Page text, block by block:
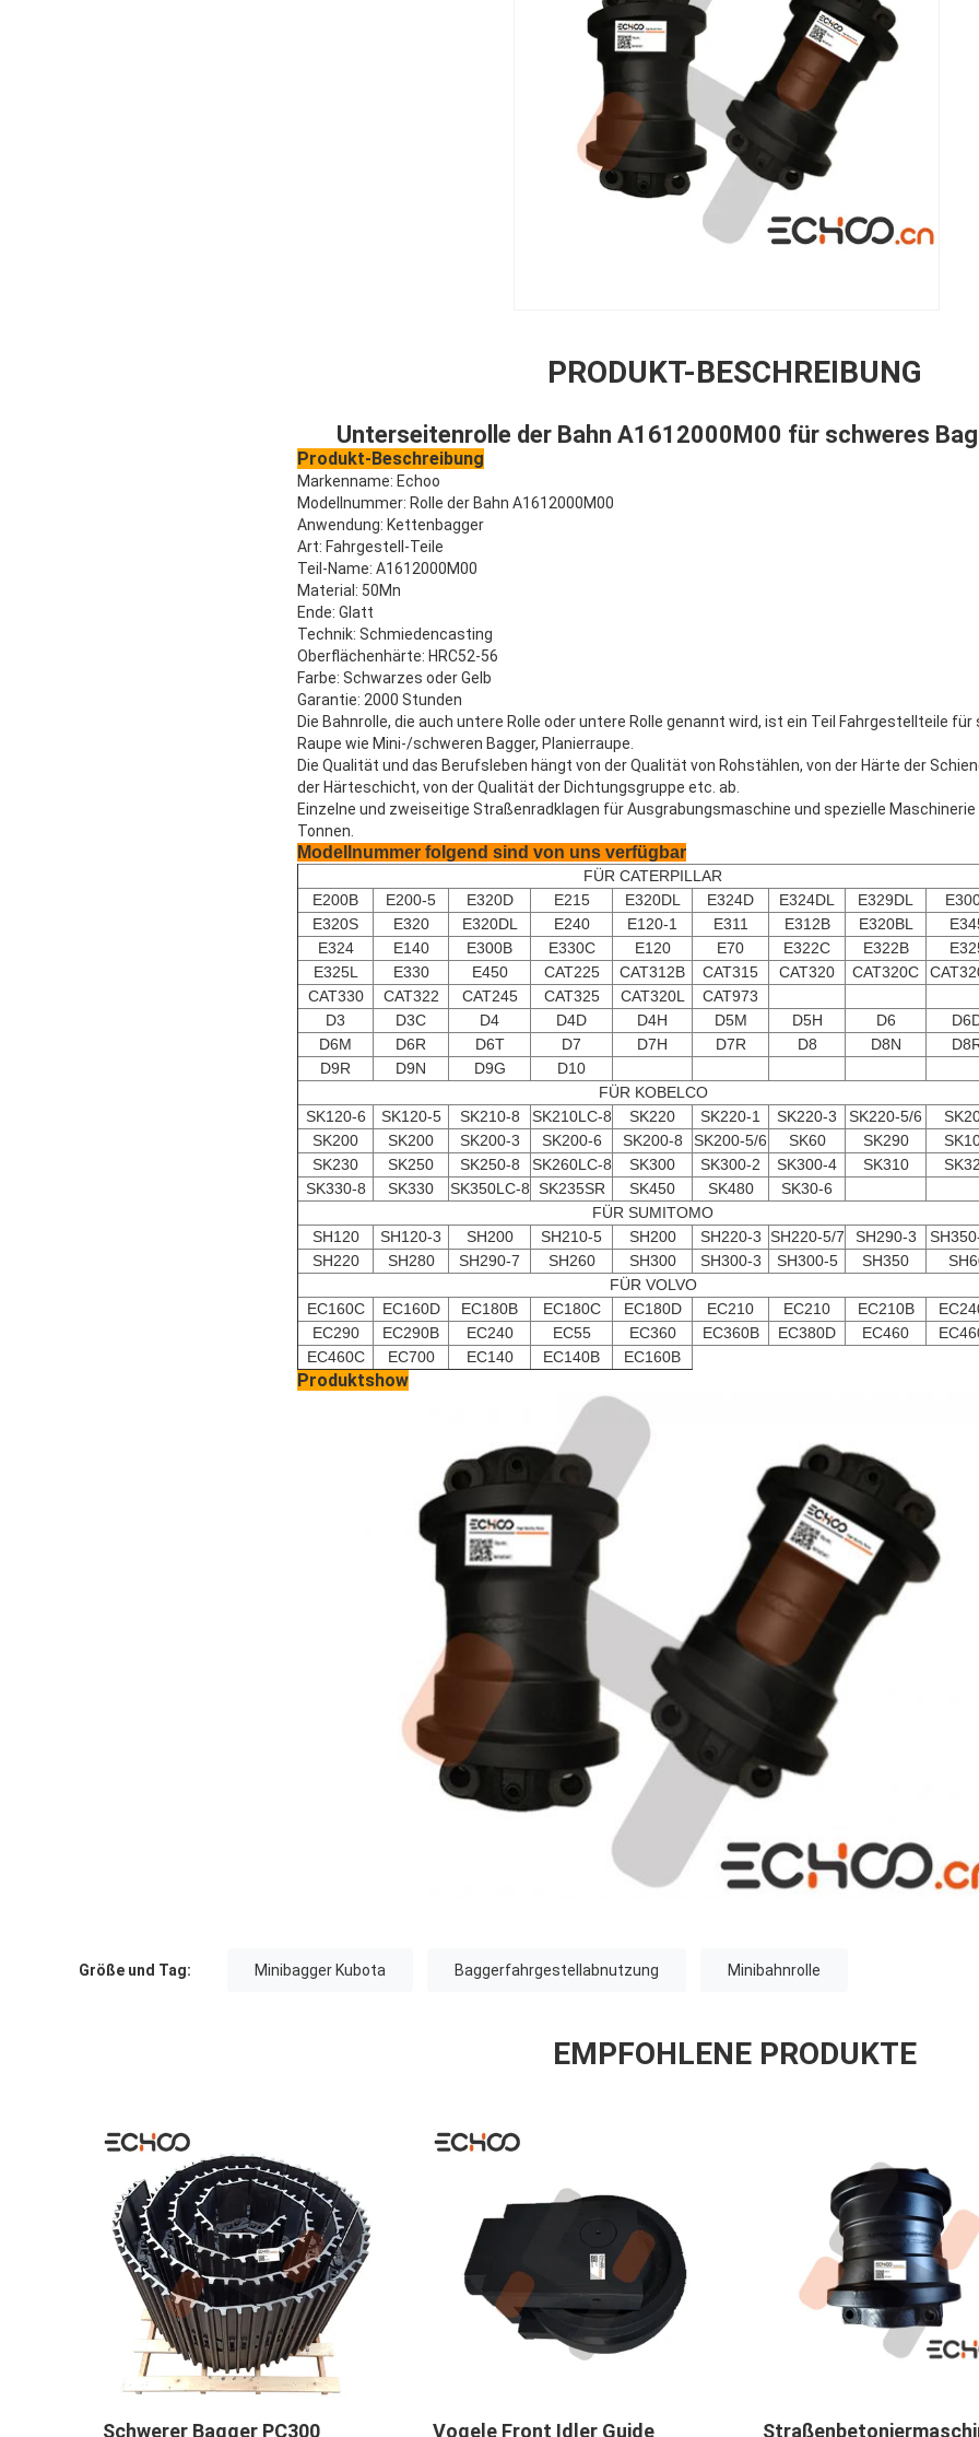
PRODUKT-BESCHREIBUNG
Unterseitenrolle der Bahn A1612000M00 für schweres
Produkt-Beschreibung
Markenname: Echoo
Modellnummer: Rolle der Bahn A1612000M00
Anwendung: Kettenbagger
Art: Fahrgestell-Teile
Teil-Name: A1612000M00
Material: 50Mn
Ende: Glatt
Technik: Schmiedencasting
Oberflächenhärte: HRC52-56
Farbe: Schwarzes oder Gelb
Garantie: 2000 Stunden
Die Bahnrolle, die auch untere Rolle oder untere Rolle genannt wird, ist ein Teil Fahrgestellteile
Raupe wie Mini-/schweren Bagger, Planierraupe.
Die Qualität und das Berufsleben hängt von der Qualität von Rohstählen, von der Härte der
der Härteschicht, von der Qualität der Dichtungsgruppe etc. ab.
Einzelne und zweiseitige Straßenradklagen für Ausgrabungsmaschine und spezielle
Tonnen.
Modellnummer folgend sind von uns verfügbar
FÜR CATERPILLAR
E200B
E200-5 E320D E215 E320DL E324D E324DL E329DL
E320S
E320 E320DL E240 E120-1 E311 E312B E320BL
E324
E140 E300B E330C E120 E70 E322C E322B
E325L
E330 E450 CAT225 CAT312B CAT315 CAT320 CAT320C
CAT330
CAT322 CAT245 CAT325 CAT320L
CAT973
D3
D3C D4 D4D D4H D5M D5H D6
D6M
D6R D6T D7 D7H D7R D8 D8N
D9R
D9N D9G
D10
FÜR KOBELCO
SK120-6
SK120-5 SK210-8 SK210LC-8 SK220 SK220-1 SK220-3 SK220-5/6
SK200
SK200 SK200-3 SK200-6 SK200-8 SK200-5/6 SK60 SK290
SK230
SK250 SK250-8 SK260LC-8 SK300 SK300-2 SK300-4 SK310
SK330-8
SK330 SK350LC-8 SK235SR SK450 SK480
SK30-6
FÜR SUMITOMO
SH120
SH120-3 SH200 SH210-5 SH200 SH220-3 SH220-5/7 SH290-3
SH220
SH280 SH290-7 SH260 SH300 SH300-3 SH300-5 SH350
FÜR VOLVO
EC160C
EC160D EC180B EC180C EC180D EC210 EC210 EC210B
EC290
EC290B EC240 EC55 EC360 EC360B EC380D EC460
EC460C
EC700 EC140 EC140B EC160B
Produktshow
Größe und Tag: Minibagger Kubota Baggerfahrgestellabnutzung Minibahnrolle
EMPFOHLENE PRODUKTE
Bahn-Antriebskettenrad Schwarze Farbzerteilt UX031H0E-zerteilt